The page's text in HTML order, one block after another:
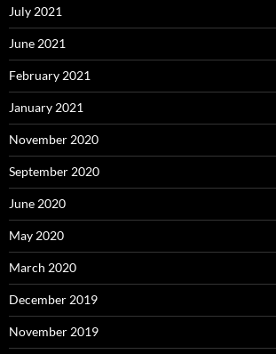
July 2021
June 2021
February 2021
January 2021
November 2020
September 2020
June 2020
May 2020
March 2020
December 2019
November 2019